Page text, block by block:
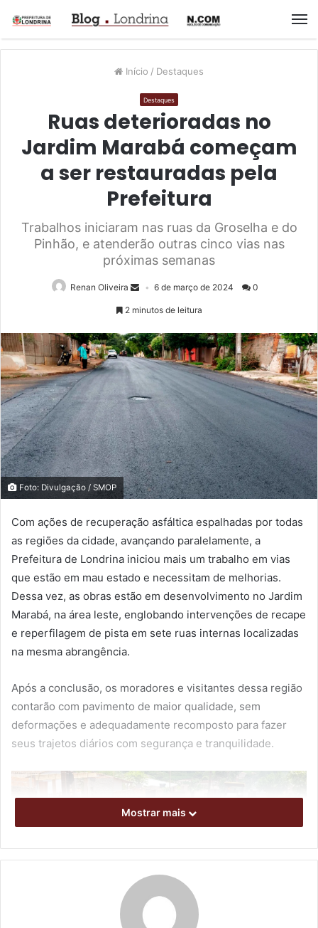
Início / Destaques
Destaques
Ruas deterioradas no
Jardim Marabá começam
a ser restauradas pela
Prefeitura
Trabalhos iniciaram nas ruas da Groselha e do
Pinhão, e atenderão outras cinco vias nas
próximas semanas
Renan Oliveira 6 de março de 2024 0
2 minutos de leitura
Foto: Divulgação / SMOP
Com ações de recuperação asfáltica espalhadas por todas
as regiões da cidade, avançando paralelamente, a
Prefeitura de Londrina iniciou mais um trabalho em vias
que estão em mau estado e necessitam de melhorias.
Dessa vez, as obras estão em desenvolvimento no Jardim
Marabá, na área leste, englobando intervenções de recape
e reperfilagem de pista em sete ruas internas localizadas
na mesma abrangência.
Após a conclusão, os moradores e visitantes dessa região
contarão com pavimento de maior qualidade, sem
deformações e adequadamente recomposto para fazer
seus trajetos diários com segurança e tranquilidade.
Mostrar mais